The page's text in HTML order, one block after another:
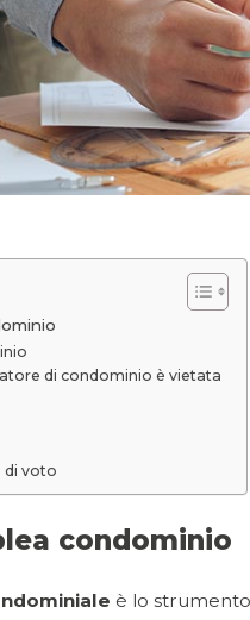
di condominio è vietata
di voto
condominio
è lo